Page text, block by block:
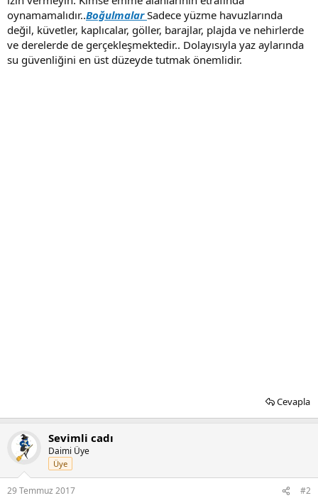
oynamamalıdır..BoğulmalarSadece yüzme havuzlarında
değil, küvetler, kaplıcalar, göller, barajlar, plajda ve nehirlerde
ve derelerde de gerçekleşmektedir.. Dolayısıyla yaz aylarında
su güvenliğini en üst düzeyde tutmak önemlidir.
Cevapla
Sevimli cadı
Daimi Üye
Üye
29 Temmuz 2017 #2